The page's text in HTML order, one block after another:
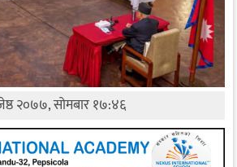
२०७७, सोमबार १७:४६